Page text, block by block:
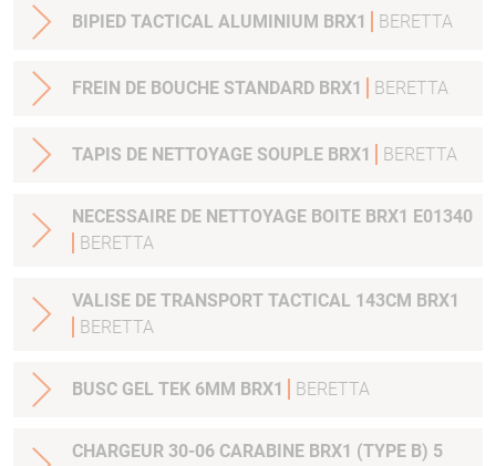
BIPIED TACTICAL ALUMINIUM BRX1 BERETTA
FREIN DE BOUCHE STANDARD BRX1 BERETTA
TAPIS DE NETTOYAGE SOUPLE BRX1 BERETTA
NECESSAIRE DE NETTOYAGE BOITE BRX1 E01340
BERETTA
VALISE DE TRANSPORT TACTICAL 143CM BRX1
BERETTA
BUSC GEL TEK 6MM BRX1 BERETTA
CHARGEUR 30-06 CARABINE BRX1 (TYPE B) 5